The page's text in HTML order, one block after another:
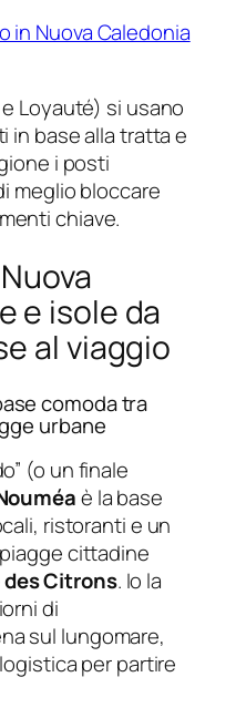
in Nuova Caledonia
Loyauté) si usano
in base alla tratta e
i posti
meglio bloccare
chiave.
e isole da
al viaggio
comoda tra
urbane
(o un finale
è la base
ristoranti e un
cittadine
des Citrons. Io la
di
sul lungomare,
per partire